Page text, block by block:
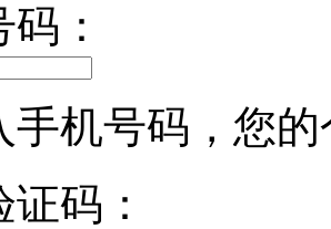
：
手机号码，您
码：